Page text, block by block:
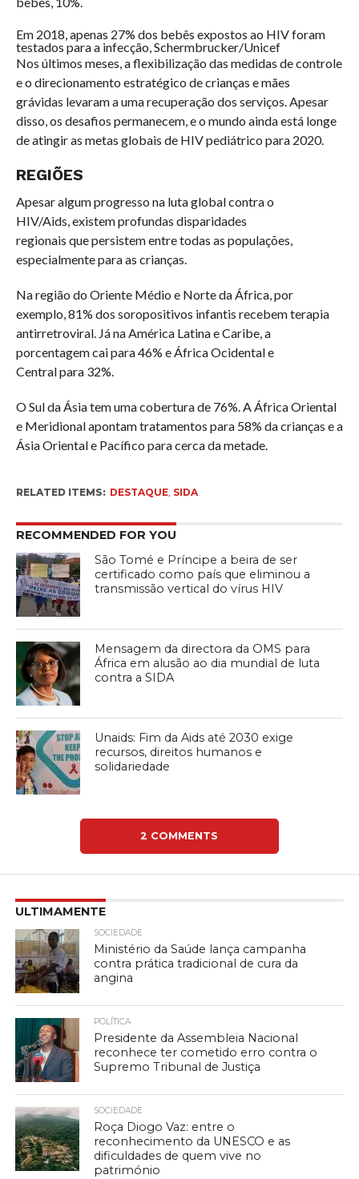
Em 2018, apenas 27% dos bebês expostos ao HIV foram
testados para a infecção, Schermbrucker/Unicef
Nos últimos meses, a flexibilização das medidas de controle
e o direcionamento estratégico de crianças e mães
grávidas levaram a uma recuperação dos serviços. Apesar
disso, os desafios permanecem, e o mundo ainda está longe
de atingir as metas globais de HIV pediátrico para 2020.
REGIÕES
Apesar algum progresso na luta global contra o
HIV/Aids, existem profundas disparidades
regionais que persistem entre todas as populações,
especialmente para as crianças.
Na região do Oriente Médio e Norte da África, por
exemplo, 81% dos soropositivos infantis recebem terapia
antirretroviral. Já na América Latina e Caribe, a
porcentagem cai para 46% e África Ocidental e
Central para 32%.
O Sul da Ásia tem uma cobertura de 76%. A África Oriental
e Meridional apontam tratamentos para 58% da crianças e a
Ásia Oriental e Pacífico para cerca da metade.
RELATED ITEMS: DESTAQUE, SIDA
RECOMMENDED FOR YOU
São Tomé e Príncipe a beira de ser
certificado como país que eliminou a
transmissão vertical do vírus HIV
Mensagem da directora da OMS para
África em alusão ao dia mundial de luta
contra a SIDA
Unaids: Fim da Aids até 2030 exige
recursos, direitos humanos e
solidariedade
2 COMMENTS
ULTIMAMENTE
SOCIEDADE
Ministério da Saúde lança campanha
contra prática tradicional de cura da
angina
POLÍTICA
Presidente da Assembleia Nacional
reconhece ter cometido erro contra o
Supremo Tribunal de Justiça
SOCIEDADE
Roça Diogo Vaz: entre o
reconhecimento da UNESCO e as
dificuldades de quem vive no
património